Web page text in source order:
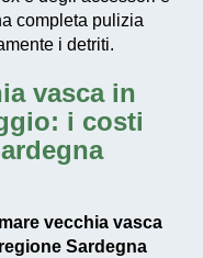
completa pulizia
i detriti.
vasca in
i costi
vecchia vasca
Sardegna